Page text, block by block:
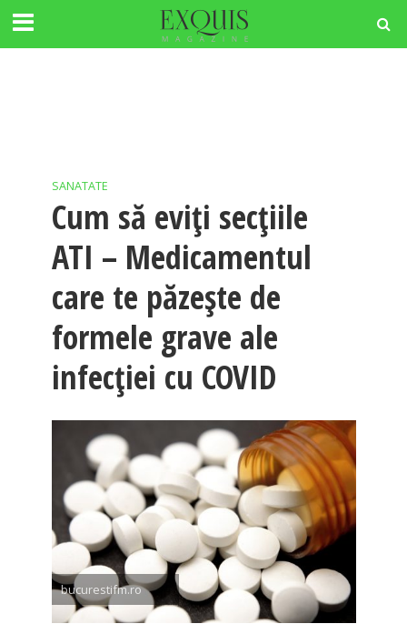
SANATATE
Cum să eviți secțiile
ATI – Medicamentul
care te păzește de
formele grave ale
infecției cu COVID
bucurestifm.ro